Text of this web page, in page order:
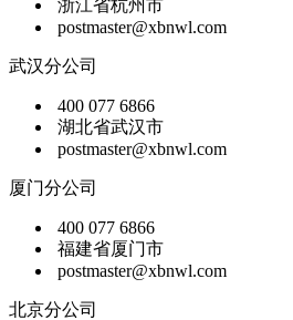
浙江省杭州市
postmaster@xbnwl.com
武汉分公司
400 077 6866
湖北省武汉市
postmaster@xbnwl.com
厦门分公司
400 077 6866
福建省厦门市
postmaster@xbnwl.com
北京分公司